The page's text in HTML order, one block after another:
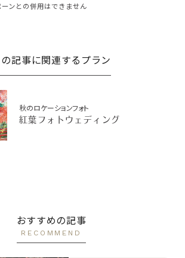
ンとの併用はできません
の記事に関連するプラン
秋のロケーションフォト
紅葉フォトウェディング
おすすめの記事
RECOMMEND